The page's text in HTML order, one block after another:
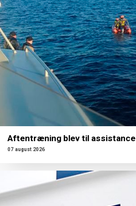
Aftentræning blev til assistance
07 august 2026